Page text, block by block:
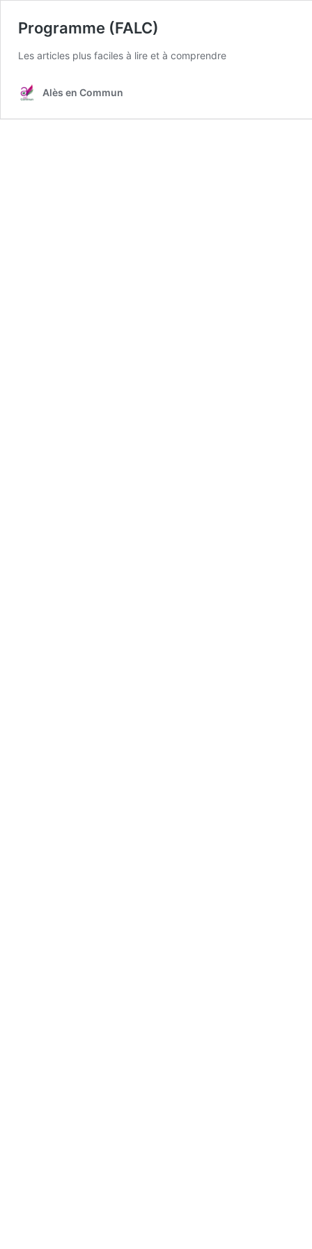
Programme (FALC)
Les articles plus faciles à lire et à comprendre
Alès en Commun